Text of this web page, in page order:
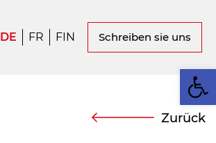
DE FR FIN Schreiben sie uns
Zurück